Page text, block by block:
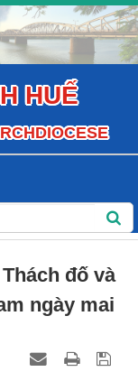
HUẾ
đố và
ngày mai